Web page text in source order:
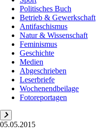
Politisches Buch
Betrieb & Gewerkschaft
Antifaschismus
Natur & Wissenschaft
Feminismus
Geschichte
Medien
Abgeschrieben
Leserbriefe
Wochenendbeilage
Fotoreportagen
05.05.2015